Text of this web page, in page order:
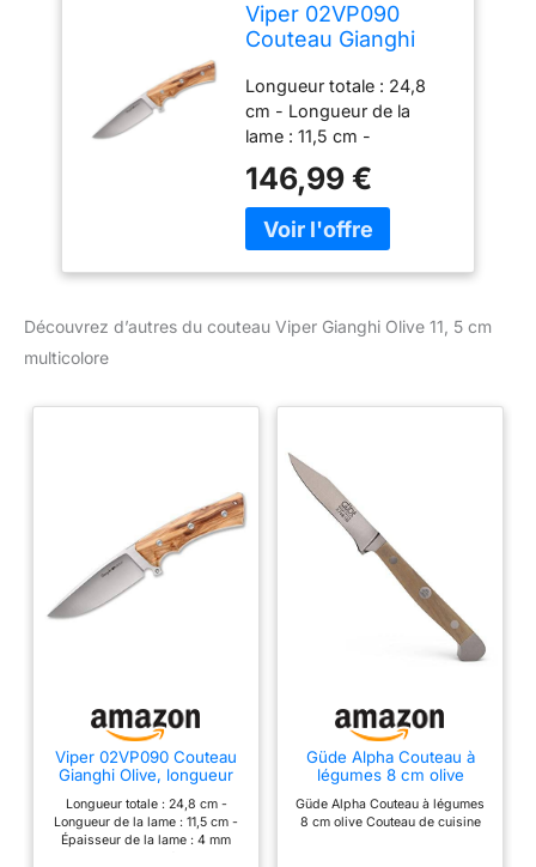
Viper 02VP090
Couteau Gianghi
la lame : 11,5 cm,
multicolore
Longueur totale : 24,8
cm - Longueur de la
lame : 11,5 cm -
mm Poids : 240 g
Matériau de la lame :
N690 Matériau du
-
146,99 €
Découvrez d’autres du couteau Viper Gianghi Olive 11, 5 cm
multicolore
Viper 02VP090 Couteau
Gianghi Olive, longueur
multicolore
Longueur totale : 24,8 cm -
Longueur de la lame : 11,5 cm -
Épaisseur de la lame : 4 mm
Güde Alpha Couteau à
légumes 8 cm olive
Güde Alpha Couteau à légumes
8 cm olive Couteau de cuisine